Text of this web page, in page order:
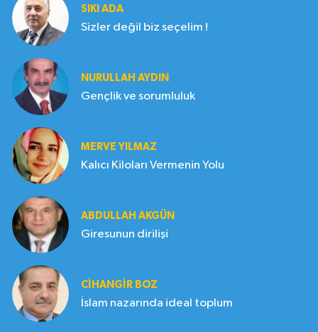
SIKI ADA
Sizler değil biz seçelim !
NURULLAH AYDIN
Gençlik ve sorumluluk
MERVE YILMAZ
Kalıcı Kiloları Vermenin Yolu
ABDULLAH AKGÜN
Giresunun dirilişi
CIHANGIR BOZ
İslam nazarında ideal toplum